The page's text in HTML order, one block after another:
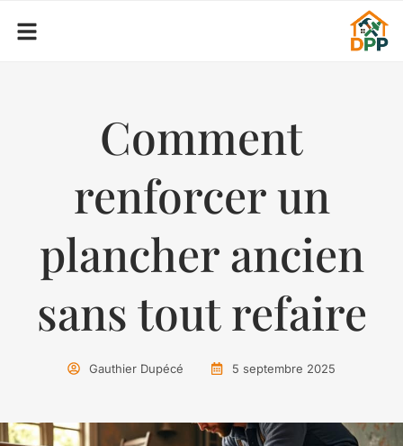
Comment
renforcer un
plancher ancien
sans tout refaire
Gauthier Dupécé 5 septembre 2025